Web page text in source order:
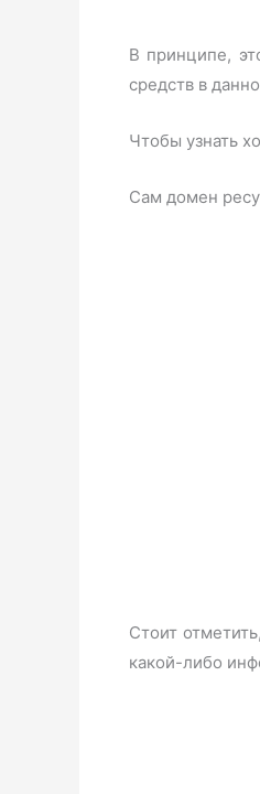
В принципе,
средств в
Чтобы узнать
Сам домен
Стоит
какой-либо